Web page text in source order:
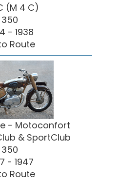
(M 4 C)
350
- 1938
Route
- Motoconfort
& SportClub
350
- 1947
Route